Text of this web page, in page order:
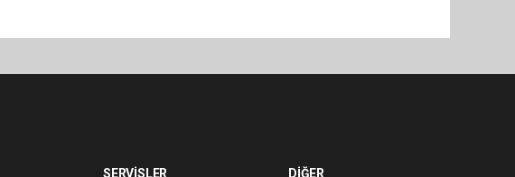
SERVİSLER DİĞER